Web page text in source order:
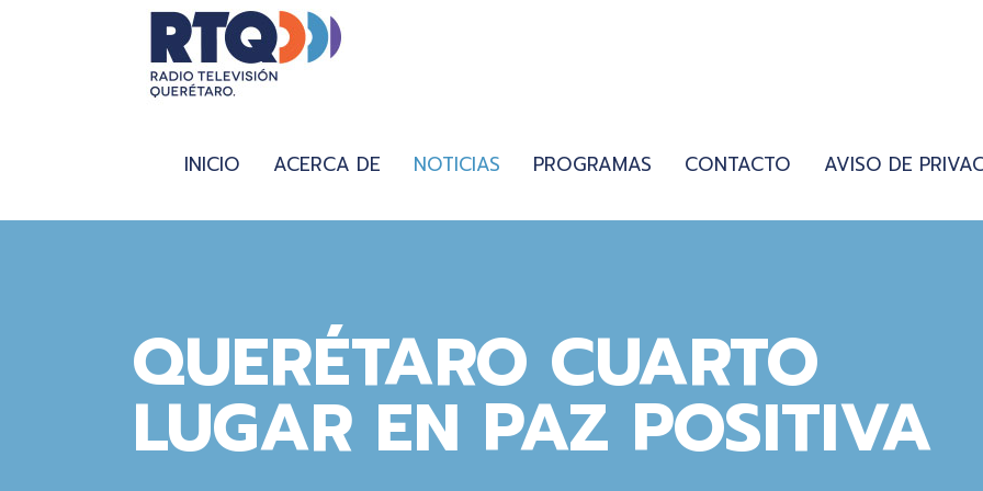
INICIO ACERCA DE NOTICIAS PROGRAMAS CONTACTO AVISO DE
QUERÉTARO CUARTO
LUGAR EN PAZ POSITIVA